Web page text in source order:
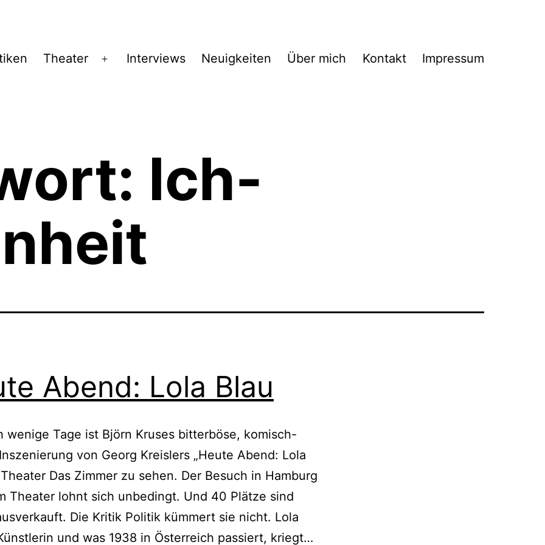
Theater
Menü
Interviews Neuigkeiten Über mich Kontakt Impressum
Ich-
Abend: Lola Blau
wenige Tage ist Björn Kruses bitterböse, komisch-
von Georg Kreislers „Heute Abend: Lola
Theater Das Zimmer zu sehen. Der Besuch in Hamburg
Theater lohnt sich unbedingt. Und 40 Plätze sind
Die Kritik Politik kümmert sie nicht. Lola
und was 1938 in Österreich passiert, kriegt…